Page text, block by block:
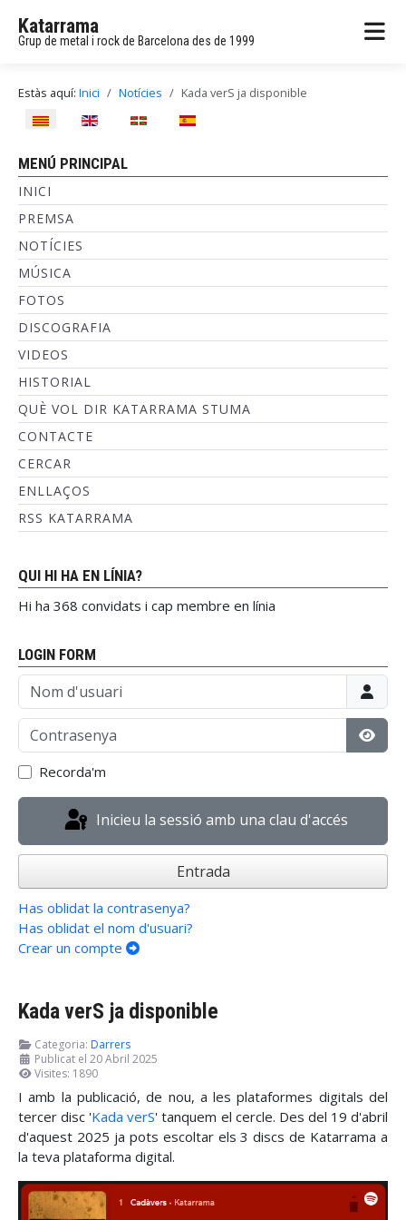
Katarrama
Grup de metal i rock de Barcelona des de 1999
Estàs aquí: Inici Notícies Kada verS ja disponible
Seleccioni el seu idioma
MENÚ PRINCIPAL
INICI
PREMSA
NOTÍCIES
MÚSICA
FOTOS
DISCOGRAFIA
VIDEOS
HISTORIAL
QUÈ VOL DIR KATARRAMA STUMA
CONTACTE
CERCAR
ENLLAÇOS
RSS KATARRAMA
QUI HI HA EN LÍNIA?
Hi ha 368 convidats i cap membre en línia
LOGIN FORM
Nom d'usuari
Contrasenya
Recorda'm
Inicieu la sessió amb una clau d'accés
Entrada
Has oblidat la contrasenya?
Has oblidat el nom d'usuari?
Crear un compte
Kada verS ja disponible
Categoria: Darrers
Publicat el 20 Abril 2025
Visites: 1890
I amb la publicació, de nou, a les plataformes digitals del
tercer disc 'Kada verS' tanquem el cercle. Des del 19 d'abril
d'aquest 2025 ja pots escoltar els 3 discs de Katarrama a
la teva plataforma digital.